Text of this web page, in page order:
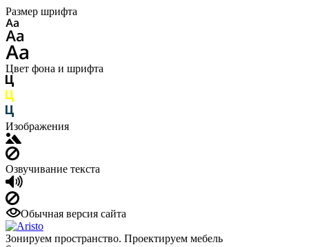
Размер шрифта
Цвет фона и шрифта
Изображения
Озвучивание текста
Обычная версия сайта
Зонируем пространство. Проектируем мебель